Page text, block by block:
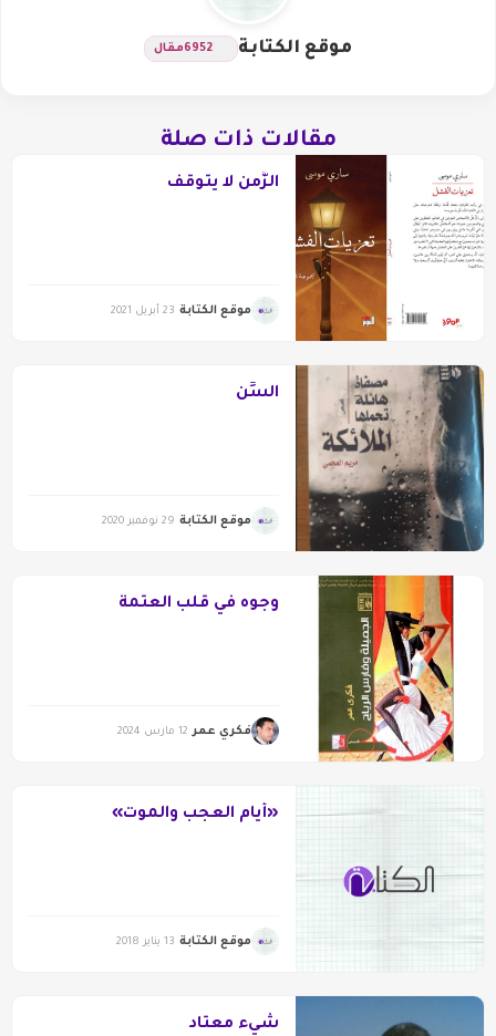
موقع الكتابة 6952مقال
مقالات ذات صلة
الزَّمن لا يتوقّف
موقع الكتابة 23 أبريل 2021
السِّن
موقع الكتابة 29 نوفمبر 2020
وجوه في قلب العتمة
فكري عمر 12 مارس 2024
«أيام العجب والموت»
موقع الكتابة 13 يناير 2018
شيء معتاد